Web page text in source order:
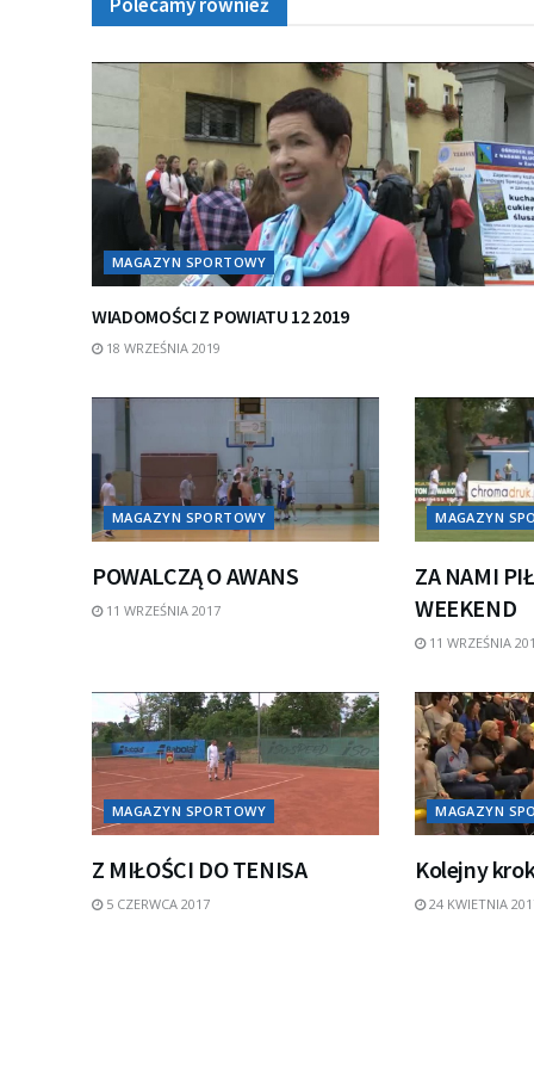
MAGAZYN SPORTOWY
WIADOMOŚCI Z POWIATU 12 2019
18 WRZEŚNIA 2019
MAGAZYN SPORTOWY
POWALCZĄ O AWANS
11 WRZEŚNIA 2017
MAGAZYN
ZA NAMI
WEEKEND
11 WRZEŚNIA
MAGAZYN SPORTOWY
Z MIŁOŚCI DO TENISA
5 CZERWCA 2017
MAGAZYN
Kolejny
24 KWIETNIA